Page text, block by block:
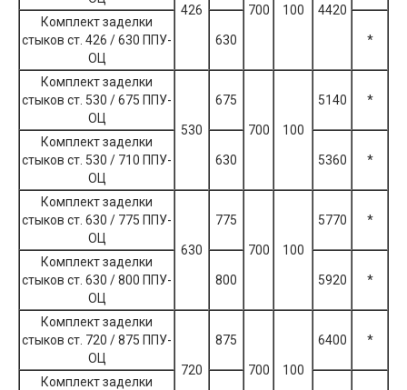
426
700 100
4420
Комплект заделки
стыков ст. 426 / 630 ППУ-
ОЦ
630 *
Комплект заделки
стыков ст. 530 / 675 ППУ-
ОЦ
530
675
700 100
5140 *
Комплект заделки
стыков ст. 530 / 710 ППУ-
ОЦ
630 5360 *
Комплект заделки
стыков ст. 630 / 775 ППУ-
ОЦ
630
775
700 100
5770 *
Комплект заделки
стыков ст. 630 / 800 ППУ-
ОЦ
800 5920 *
Комплект заделки
стыков ст. 720 / 875 ППУ-
ОЦ
720
875
700 100
6400 *
Комплект заделки